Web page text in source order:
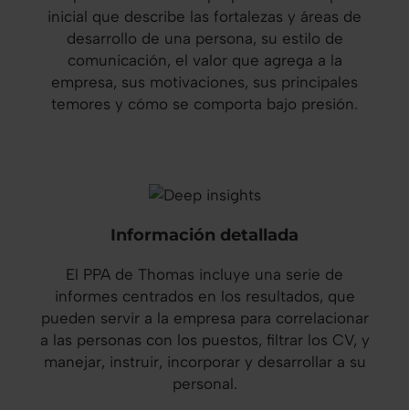
inicial que describe las fortalezas y áreas de
desarrollo de una persona, su estilo de
comunicación, el valor que agrega a la
empresa, sus motivaciones, sus principales
temores y cómo se comporta bajo presión.
Información detallada
El PPA de Thomas incluye una serie de
informes centrados en los resultados, que
pueden servir a la empresa para correlacionar
a las personas con los puestos, filtrar los CV, y
manejar, instruir, incorporar y desarrollar a su
personal.